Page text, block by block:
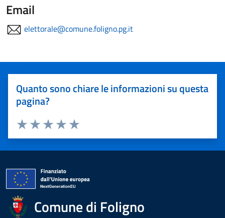
Email
elettorale@comune.foligno.pg.it
Quanto sono chiare le informazioni su questa
pagina?
Valuta 5 stelle su 5
Valuta 4 stelle su 5
Valuta 3 stelle su 5
Valuta 2 stelle su 5
Valuta 1 stelle su 5
Comune di Foligno